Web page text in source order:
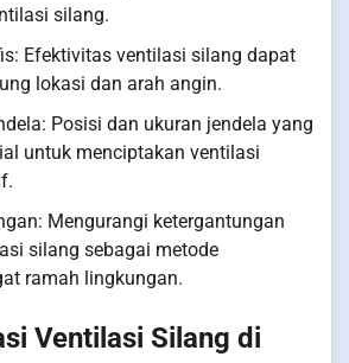
silang.
Efektivitas ventilasi silang dapat
lokasi dan arah angin.
Posisi dan ukuran jendela yang
untuk menciptakan ventilasi
Mengurangi ketergantungan
silang sebagai metode
ramah lingkungan.
Ventilasi Silang di